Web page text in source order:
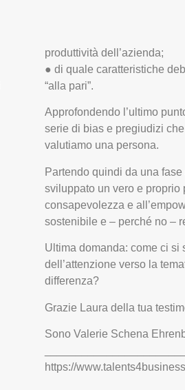
produttività dell’azienda;
● di quale caratteristiche
“alla pari”.
Approfondendo l’ultimo
serie di bias e pregiudizi
valutiamo una persona.
Partendo quindi da una
sviluppato un vero e
consapevolezza e
sostenibile e – perché no –
Ultima domanda: come ci si
dell’attenzione verso la
differenza?
Grazie Laura della tua
Sono Valerie Schena
https://